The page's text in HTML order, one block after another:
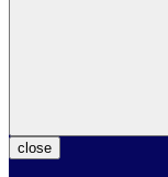
close